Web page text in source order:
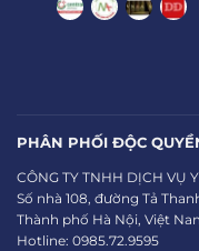
PHÂN PHỐI ĐỘC
CÔNG TY TNHH DỊCH VỤ
Số nhà 108, đường Tả
Thành phố Hà Nội, Việt
Hotline: 0985.72.9595